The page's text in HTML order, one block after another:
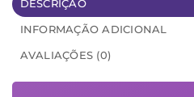
DESCRIÇÃO
INFORMAÇÃO ADICIONAL
AVALIAÇÕES (0)